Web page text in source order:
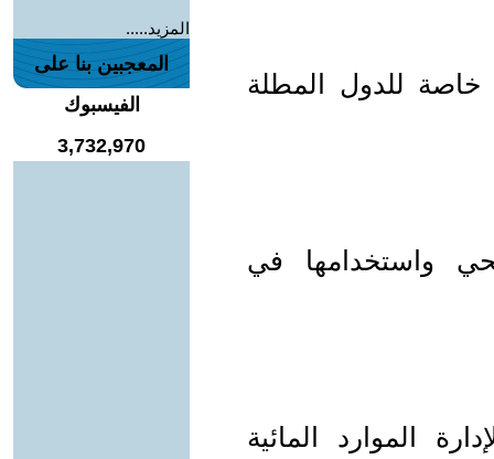
خاصة للدول المطلة
واستخدامها في
الموارد المائية
المزيد.....
المعجبين بنا على
الفيسبوك
3,732,970